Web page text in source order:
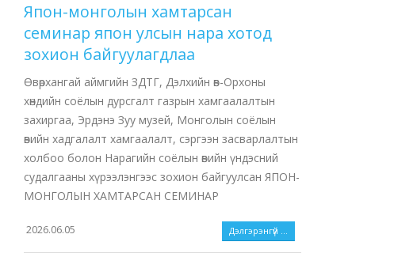
Япон-монголын хамтарсан
семинар япон улсын нара хотод
зохион байгуулагдлаа
Өвөрхангай аймгийн ЗДТГ, Дэлхийн өв-Орхоны
хөндийн соёлын дурсгалт газрын хамгаалалтын
захиргаа, Эрдэнэ Зуу музей, Монголын соёлын
өвийн хадгалалт хамгаалалт, сэргээн засварлалтын
холбоо болон Нарагийн соёлын өвийн үндэсний
судалгааны хүрээлэнгээс зохион байгуулсан ЯПОН-
МОНГОЛЫН ХАМТАРСАН СЕМИНАР
2026.06.05 Дэлгэрэнгүй ...